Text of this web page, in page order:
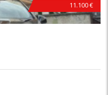
11.100 €